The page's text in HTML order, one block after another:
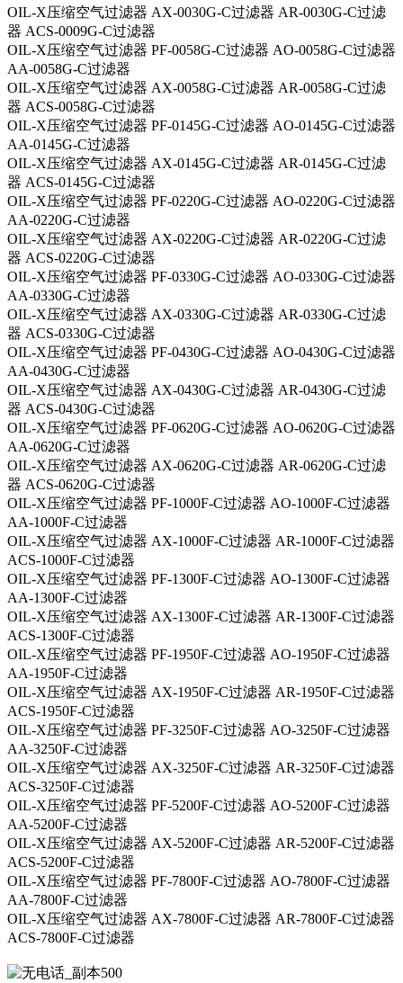
OIL-X压缩空气过滤器 AX-0030G-C过滤器 AR-0030G-C过滤
器 ACS-0009G-C过滤器
OIL-X压缩空气过滤器 PF-0058G-C过滤器 AO-0058G-C过滤器
AA-0058G-C过滤器
OIL-X压缩空气过滤器 AX-0058G-C过滤器 AR-0058G-C过滤
器 ACS-0058G-C过滤器
OIL-X压缩空气过滤器 PF-0145G-C过滤器 AO-0145G-C过滤器
AA-0145G-C过滤器
OIL-X压缩空气过滤器 AX-0145G-C过滤器 AR-0145G-C过滤
器 ACS-0145G-C过滤器
OIL-X压缩空气过滤器 PF-0220G-C过滤器 AO-0220G-C过滤器
AA-0220G-C过滤器
OIL-X压缩空气过滤器 AX-0220G-C过滤器 AR-0220G-C过滤
器 ACS-0220G-C过滤器
OIL-X压缩空气过滤器 PF-0330G-C过滤器 AO-0330G-C过滤器
AA-0330G-C过滤器
OIL-X压缩空气过滤器 AX-0330G-C过滤器 AR-0330G-C过滤
器 ACS-0330G-C过滤器
OIL-X压缩空气过滤器 PF-0430G-C过滤器 AO-0430G-C过滤器
AA-0430G-C过滤器
OIL-X压缩空气过滤器 AX-0430G-C过滤器 AR-0430G-C过滤
器 ACS-0430G-C过滤器
OIL-X压缩空气过滤器 PF-0620G-C过滤器 AO-0620G-C过滤器
AA-0620G-C过滤器
OIL-X压缩空气过滤器 AX-0620G-C过滤器 AR-0620G-C过滤
器 ACS-0620G-C过滤器
OIL-X压缩空气过滤器 PF-1000F-C过滤器 AO-1000F-C过滤器
AA-1000F-C过滤器
OIL-X压缩空气过滤器 AX-1000F-C过滤器 AR-1000F-C过滤器
ACS-1000F-C过滤器
OIL-X压缩空气过滤器 PF-1300F-C过滤器 AO-1300F-C过滤器
AA-1300F-C过滤器
OIL-X压缩空气过滤器 AX-1300F-C过滤器 AR-1300F-C过滤器
ACS-1300F-C过滤器
OIL-X压缩空气过滤器 PF-1950F-C过滤器 AO-1950F-C过滤器
AA-1950F-C过滤器
OIL-X压缩空气过滤器 AX-1950F-C过滤器 AR-1950F-C过滤器
ACS-1950F-C过滤器
OIL-X压缩空气过滤器 PF-3250F-C过滤器 AO-3250F-C过滤器
AA-3250F-C过滤器
OIL-X压缩空气过滤器 AX-3250F-C过滤器 AR-3250F-C过滤器
ACS-3250F-C过滤器
OIL-X压缩空气过滤器 PF-5200F-C过滤器 AO-5200F-C过滤器
AA-5200F-C过滤器
OIL-X压缩空气过滤器 AX-5200F-C过滤器 AR-5200F-C过滤器
ACS-5200F-C过滤器
OIL-X压缩空气过滤器 PF-7800F-C过滤器 AO-7800F-C过滤器
AA-7800F-C过滤器
OIL-X压缩空气过滤器 AX-7800F-C过滤器 AR-7800F-C过滤器
ACS-7800F-C过滤器